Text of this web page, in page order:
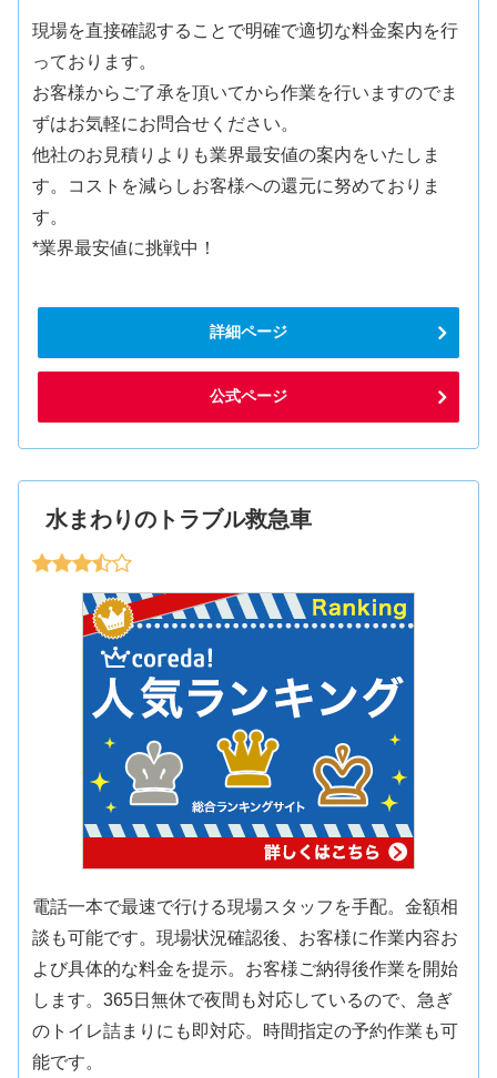
現場を直接確認することで明確で適切な料金案内を行
っております。
お客様からご了承を頂いてから作業を行いますのでま
ずはお気軽にお問合せください。
他社のお見積りよりも業界最安値の案内をいたしま
す。コストを減らしお客様への還元に努めておりま
す。
*業界最安値に挑戦中！
詳細ページ
公式ページ
水まわりのトラブル救急車
電話一本で最速で行ける現場スタッフを手配。金額相
談も可能です。現場状況確認後、お客様に作業内容お
よび具体的な料金を提示。お客様ご納得後作業を開始
します。365日無休で夜間も対応しているので、急ぎ
のトイレ詰まりにも即対応。時間指定の予約作業も可
能です。